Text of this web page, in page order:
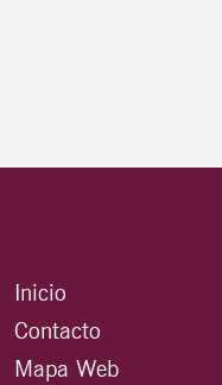
Inicio
Contacto
Mapa Web